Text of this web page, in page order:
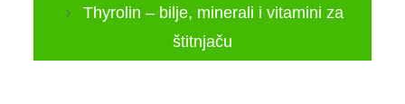
Thyrolin – bilje, minerali i vitamini za
štitnjaču